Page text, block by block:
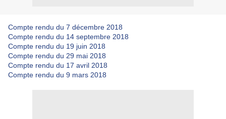
Compte rendu du 7 décembre 2018
Compte rendu du 14 septembre 2018
Compte rendu du 19 juin 2018
Compte rendu du 29 mai 2018
Compte rendu du 17 avril 2018
Compte rendu du 9 mars 2018